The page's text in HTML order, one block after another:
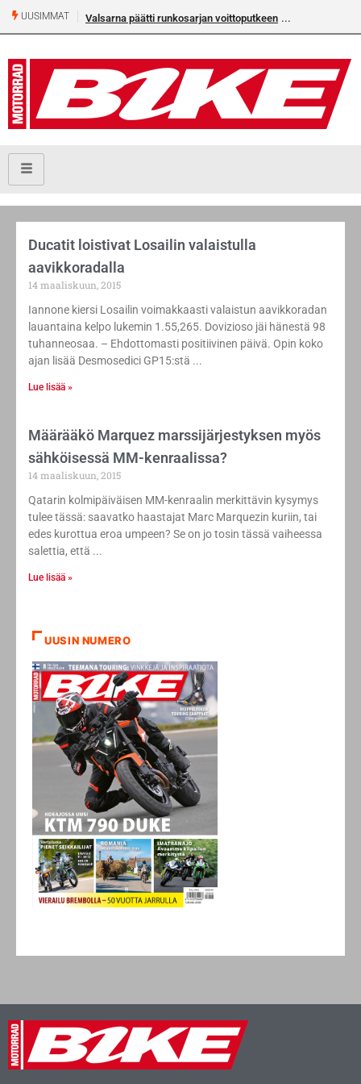
UUSIMMAT Valsarna päätti runkosarjan voittoputkeen
Ducatit loistivat Losailin valaistulla
aavikkoradalla
14 maaliskuun, 2015
Iannone kiersi Losailin voimakkaasti valaistun aavikkoradan
lauantaina kelpo lukemin 1.55,265. Dovizioso jäi hänestä 98
tuhanneosaa. – Ehdottomasti positiivinen päivä. Opin koko
ajan lisää Desmosedici GP15:stä
Lue lisää »
Määrääkö Marquez marssijärjestyksen myös
sähköisessä MM-kenraalissa?
14 maaliskuun, 2015
Qatarin kolmipäiväisen MM-kenraalin merkittävin kysymys
tulee tässä: saavatko haastajat Marc Marquezin kuriin, tai
edes kurottua eroa umpeen? Se on jo tosin tässä vaiheessa
salettia, että
Lue lisää »
UUSIN NUMERO